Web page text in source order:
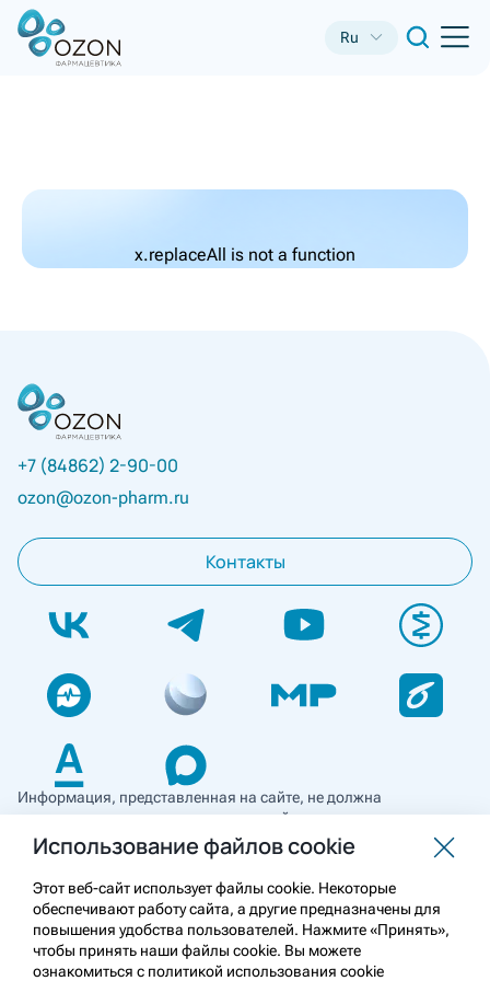
Ru
x.replaceAll is not a function
+7 (84862) 2-90-00
ozon@ozon-pharm.ru
Контакты
Информация, представленная на сайте, не должна
использоваться для самостоятельной диагностики и лечения
и не может служить заменой очной консультации врача. Перед
применением необходимо ознакомиться
с противопоказаниями препарата. Информация
о лекарственных средствах рецептурного отпуска
предназначена для медицинских и фармацевтических
работников.
Использование файлов cookie
Этот веб-сайт использует файлы cookie. Некоторые
обеспечивают работу сайта, а другие предназначены для
повышения удобства пользователей. Нажмите «Принять»,
чтобы принять наши файлы cookie. Вы можете
ознакомиться с политикой использования cookie